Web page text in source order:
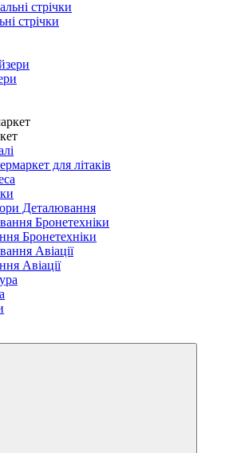
стрічки
для літаків
Деталювання
Бронетехніки
Авіації